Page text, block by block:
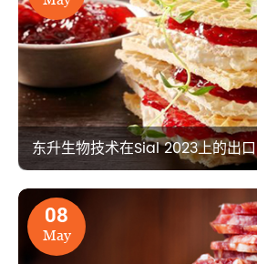
东升生物技术在Sial 2023上的出口
08
May